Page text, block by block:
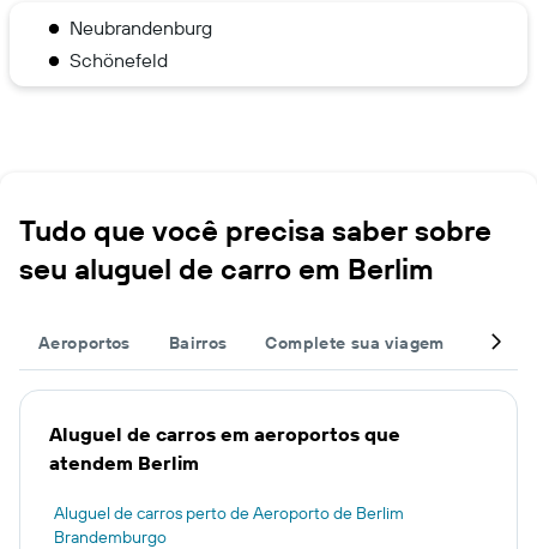
Neubrandenburg
Schönefeld
Tudo que você precisa saber sobre
seu aluguel de carro em Berlim
Aeroportos Bairros Complete sua viagem
Aluguel de carros em aeroportos que
atendem Berlim
Aluguel de carros perto de Aeroporto de Berlim
Brandemburgo